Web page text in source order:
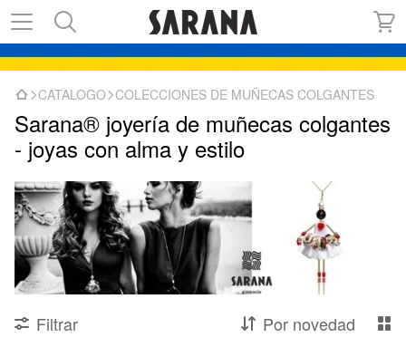
CATALOGO COLECCIONES DE MUÑECAS COLGANTES
Sarana® joyería de muñecas colgantes
- joyas con alma y estilo
Filtrar Por novedad